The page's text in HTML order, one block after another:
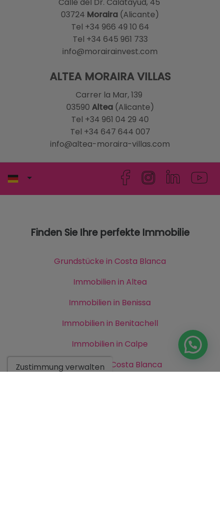
03724 Moraira (Alicante)
Tel +34 966 49 10 64
Tel +34 645 961 733
info@morairainvest.com
ALTEA MORAIRA VILLAS
Carrer la Mar, 139
03590 Altea(Alicante)
Tel +34 961 04 29 40
Tel +34 647 644 007
info@altea-moraira-villas.com
Finden Sie Ihre perfekte Immobilie
Grundstücke in Costa Blanca
Immobilien in Altea
Immobilien in Benissa
Immobilien in Benitachell
Immobilien in Calpe
Immobilien in Costa Blanca
Zustimmung verwalten